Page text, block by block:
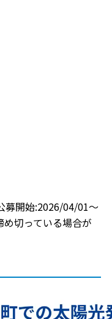
募開始:2026/04/01～
切っている場合が